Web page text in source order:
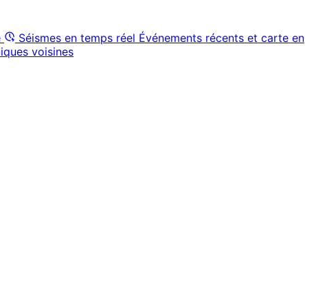
Séismes en temps réel Événements récents et carte en
voisines